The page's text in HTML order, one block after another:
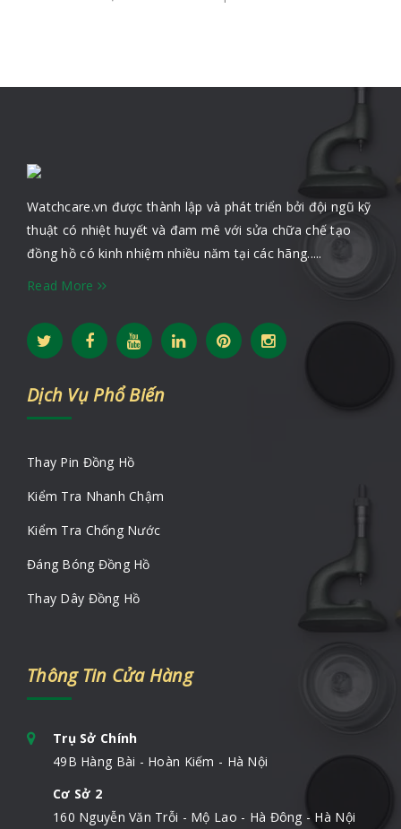
Watchcare.vn được thành lập và phát triển bởi đội ngũ kỹ
thuật có nhiệt huyết và đam mê với sửa chữa chế tạo
đồng hồ có kinh nhiệm nhiều năm tại các hãng.....
Read More
Dịch Vụ Phổ Biến
Thay Pin Đồng Hồ
Kiểm Tra Nhanh Chậm
Kiểm Tra Chống Nước
Đáng Bóng Đồng Hồ
Thay Dây Đồng Hồ
Thông Tin Cửa Hàng
Trụ Sở Chính
49B Hàng Bài - Hoàn Kiếm - Hà Nội
Cơ Sở 2
160 Nguyễn Văn Trỗi - Mộ Lao - Hà Đông - Hà Nội